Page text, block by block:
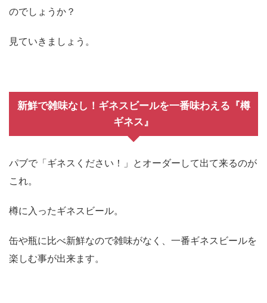
のでしょうか？
見ていきましょう。
新鮮で雑味なし！ギネスビールを一番味わえる『樽
ギネス』
パブで「ギネスください！」とオーダーして出て来るのが
これ。
樽に入ったギネスビール。
缶や瓶に比べ新鮮なので雑味がなく、一番ギネスビールを
楽しむ事が出来ます。